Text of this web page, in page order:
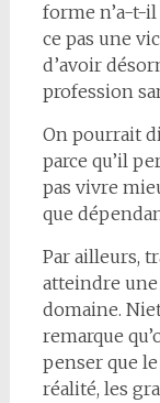
forme n’a-t-il
ce pas une
d’avoir
profession
On pourrait
parce qu’il
pas vivre
que
Par ailleurs,
atteindre une
domaine.
remarque
penser que
réalité, les